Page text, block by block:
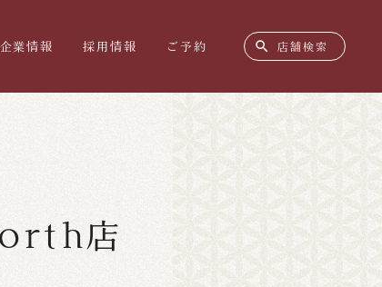
企業情報 採用情報 ご予約 search 店舗検索
店